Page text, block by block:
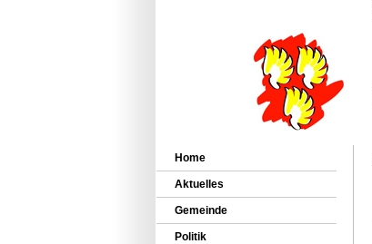
Home
Aktuelles
Gemeinde
Politik